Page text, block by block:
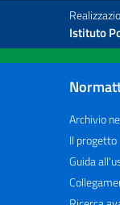
Istituto
Archivio
Il progetto
Guida